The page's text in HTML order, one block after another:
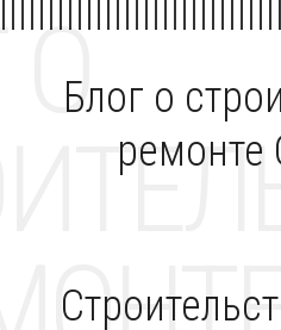
Блог о
ремонте
О